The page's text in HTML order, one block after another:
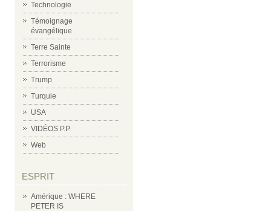
Technologie
Témoignage
évangélique
Terre Sainte
Terrorisme
Trump
Turquie
USA
VIDÉOS P.P.
Web
ESPRIT
Amérique : WHERE
PETER IS